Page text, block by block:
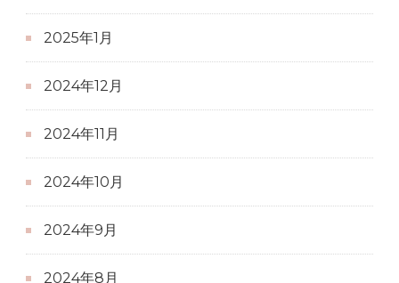
2025年1月
2024年12月
2024年11月
2024年10月
2024年9月
2024年8月